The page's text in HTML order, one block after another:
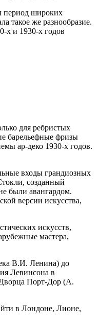
период широких
такое же разнообразие.
х и 1930-х годов
для ребристых
барельефные фризы
ар-деко 1930-х годов.
входы грандиозных
созданный
были авангардом.
версии искусства,
искусств,
мастера,
В.И. Ленина) до
Левинсона в
Порт-Дор (А.
в Лондоне, Лионе,